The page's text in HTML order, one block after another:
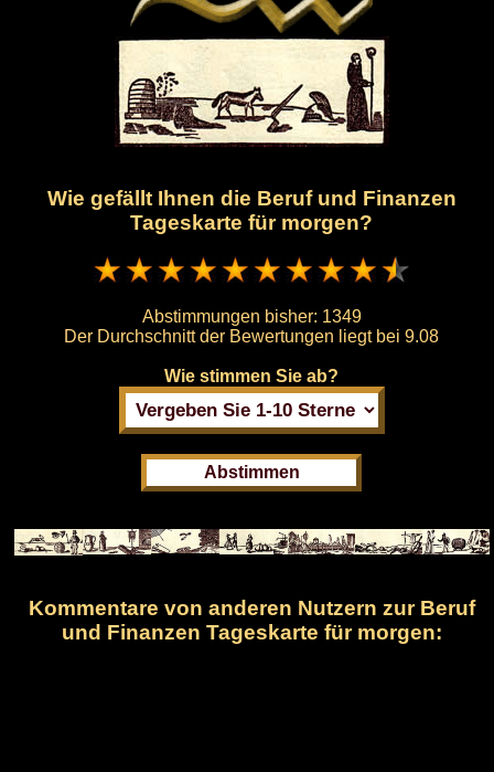
Wie gefällt Ihnen die Beruf und Finanzen
Tageskarte für morgen?
Abstimmungen bisher: 1349
Der Durchschnitt der Bewertungen liegt bei 9.08
Wie stimmen Sie ab?
Kommentare von anderen Nutzern zur Beruf
und Finanzen Tageskarte für morgen: